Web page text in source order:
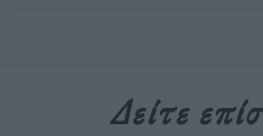
Δείτε